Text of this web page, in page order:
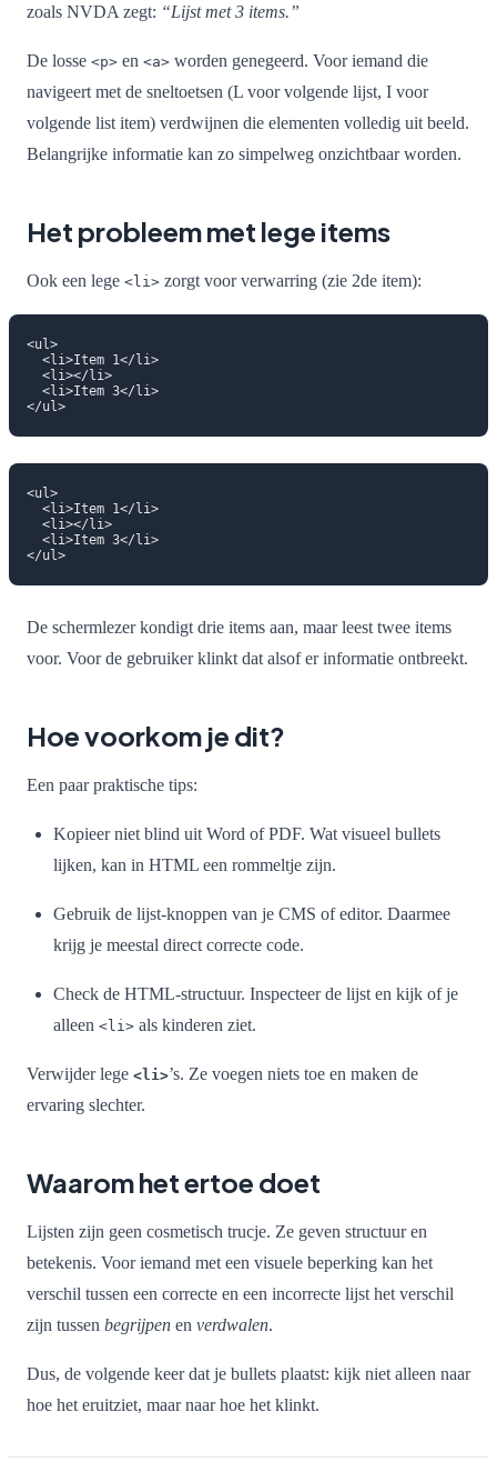
zoals NVDA zegt: “Lijst met 3 items.”
De losse <p> en <a> worden genegeerd. Voor iemand die
navigeert met de sneltoetsen (L voor volgende lijst, I voor
volgende list item) verdwijnen die elementen volledig uit beeld.
Belangrijke informatie kan zo simpelweg onzichtbaar worden.
Het probleem met lege items
Ook een lege <li> zorgt voor verwarring (zie 2de item):
<ul>
  <li>Item 1</li>
  <li></li>
  <li>Item 3</li>
<ul>
  <li>Item 1</li>
  <li></li>
  <li>Item 3</li>
De schermlezer kondigt drie items aan, maar leest twee items
voor. Voor de gebruiker klinkt dat alsof er informatie ontbreekt.
Hoe voorkom je dit?
Een paar praktische tips:
Kopieer niet blind uit Word of PDF. Wat visueel bullets
lijken, kan in HTML een rommeltje zijn.
Gebruik de lijst-knoppen van je CMS of editor. Daarmee
krijg je meestal direct correcte code.
Check de HTML-structuur. Inspecteer de lijst en kijk of je
alleen <li> als kinderen ziet.
Verwijder lege <li>’s. Ze voegen niets toe en maken de
ervaring slechter.
Waarom het ertoe doet
Lijsten zijn geen cosmetisch trucje. Ze geven structuur en
betekenis. Voor iemand met een visuele beperking kan het
verschil tussen een correcte en een incorrecte lijst het verschil
zijn tussen begrijpen en verdwalen.
Dus, de volgende keer dat je bullets plaatst: kijk niet alleen naar
hoe het eruitziet, maar naar hoe het klinkt.